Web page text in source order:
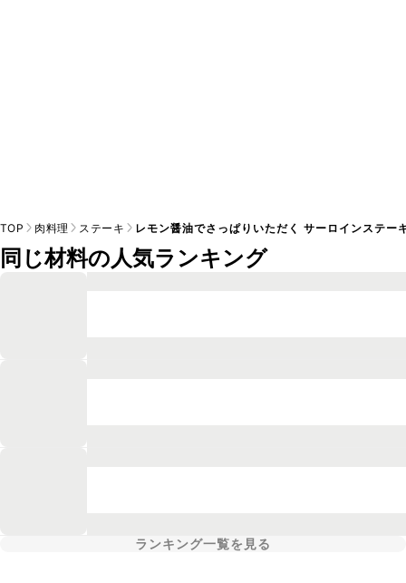
TOP 肉料理 ステーキ レモン醤油でさっぱりいただく サーロインステー
同じ材料の人気ランキング
ランキング一覧を見る